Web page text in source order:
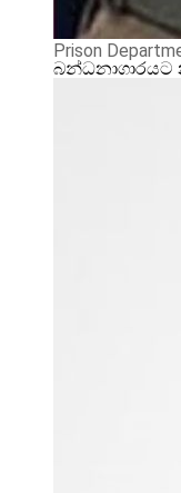
Prison
බන්ධනාගාරයට